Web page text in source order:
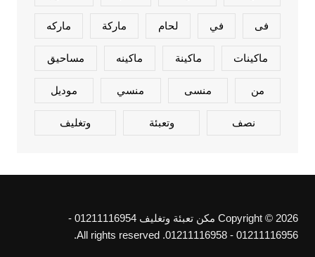
فى في لحام ماركة ماركه
ماكينات ماكينة ماكينه مساحيق
من منسى منسي موديل
نصف وتعبئة وتغليف
Copyright © 2026 مكن تعبئة وتغليف 01211116954 -
01211116956 - 01211116958. All rights reserved.